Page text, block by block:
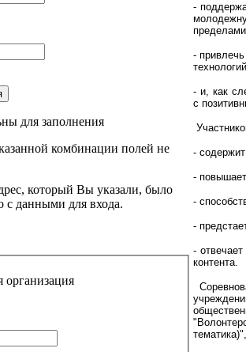
для заполнения
комбинации полей не
который Вы указали, было
с данными для входа.
организация
-
-
- и, как
с
-
-
-
-
-
контента.